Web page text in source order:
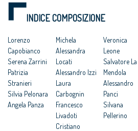
INDICE COMPOSIZIONE
Lorenzo
Capobianco
Serena Zarrini
Patrizia
Stranieri
Silvia Pelonara
Angela Panza
Michela
Alessandra
Locati
Alessandro Izzi
Laura
Carbognin
Francesco
Livadoti
Cristiano
Veronica
Leone
Salvatore La
Mendola
Alessandro
Panci
Silvana
Pellerino